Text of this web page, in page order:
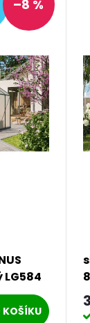
–8 %
LG584
KOŠÍKU